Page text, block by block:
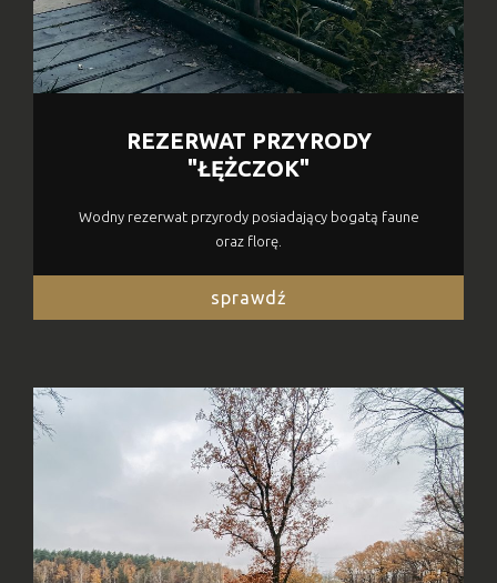
REZERWAT PRZYRODY
"ŁĘŻCZOK"
Wodny rezerwat przyrody posiadający bogatą faune
oraz florę.
sprawdź